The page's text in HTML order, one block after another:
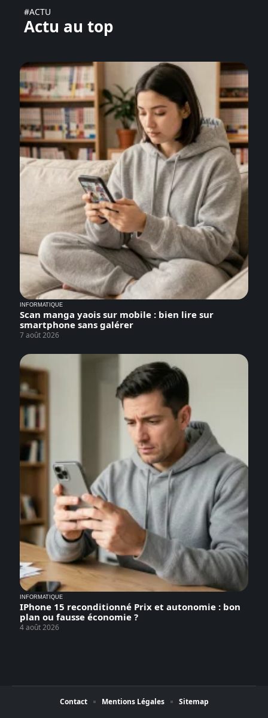
#ACTU
Actu au top
INFORMATIQUE
Scan manga yaois sur mobile : bien lire sur
smartphone sans galérer
7 août 2026
INFORMATIQUE
IPhone 15 reconditionné Prix et autonomie : bon
plan ou fausse économie ?
4 août 2026
Contact Mentions Légales Sitemap